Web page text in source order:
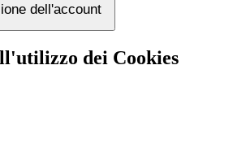
dell'account
dei Cookies